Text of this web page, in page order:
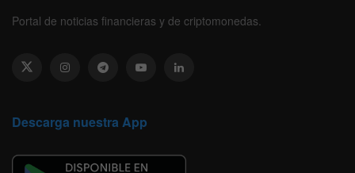
Portal de noticias financieras y de criptomonedas.
Descarga nuestra App